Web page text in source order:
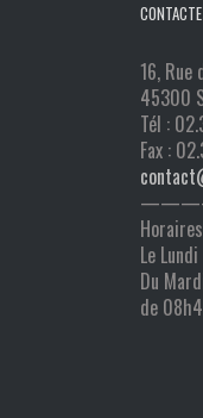
16, Rue
45300
Tél :
Fax :
Le
Du
de